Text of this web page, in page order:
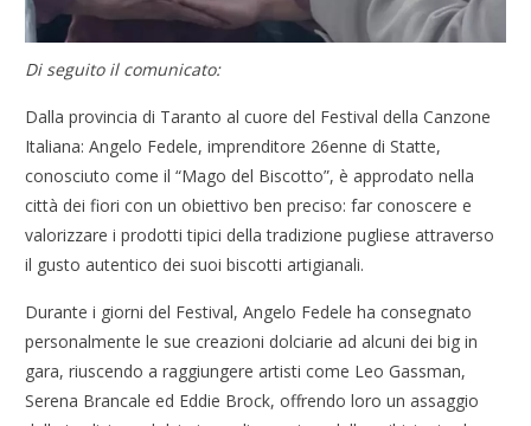
Di seguito il comunicato:
Dalla provincia di Taranto al cuore del Festival della Canzone
Italiana: Angelo Fedele, imprenditore 26enne di Statte,
conosciuto come il “Mago del Biscotto”, è approdato nella
città dei fiori con un obiettivo ben preciso: far conoscere e
valorizzare i prodotti tipici della tradizione pugliese attraverso
il gusto autentico dei suoi biscotti artigianali.
Durante i giorni del Festival, Angelo Fedele ha consegnato
personalmente le sue creazioni dolciarie ad alcuni dei big in
gara, riuscendo a raggiungere artisti come Leo Gassman,
Serena Brancale ed Eddie Brock, offrendo loro un assaggio